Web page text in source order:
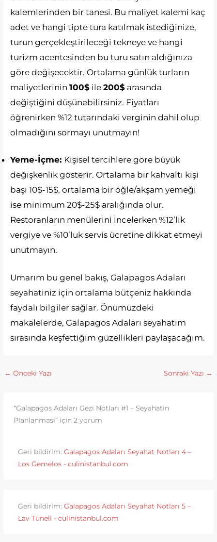
kalemlerinden bir tanesi. Bu maliyet kalemi kaç
adet ve hangi tipte tura katılmak istediğinize,
turun gerçekleştirileceği tekneye ve hangi
turizm acentesinden bu turu satın aldığınıza
göre değişecektir. Ortalama günlük turların
maliyetlerinin100$ ile200$ arasında
değiştiğini düşünebilirsiniz. Fiyatları
öğrenirken %12 tutarındaki verginin dahil olup
olmadığını sormayı unutmayın!
Yeme-İçme: Kişisel tercihlere göre büyük
değişkenlik gösterir. Ortalama bir kahvaltı kişi
başı 10$-15$, ortalama bir öğle/akşam yemeği
ise minimum 20$-25$ aralığında olur.
Restoranların menülerini incelerken %12’lik
vergiye ve %10’luk servis ücretine dikkat etmeyi
unutmayın.
Umarım bu genel bakış, Galapagos Adaları
seyahatiniz için ortalama bütçeniz hakkında
faydalı bilgiler sağlar. Önümüzdeki
makalelerde, Galapagos Adaları seyahatim
sırasında keşfettiğim güzellikleri paylaşacağım.
← Önceki Yazı Sonraki Yazı →
“Galapagos Adaları Gezi Notları #1 – Seyahatin
Planlanmasi” için 2 yorum
Geri bildirim: Galapagos Adaları Seyahat Notları 4 –
Los Gemelos - culinistanbul.com
Geri bildirim: Galapagos Adaları Seyahat Notları 5 –
Lav Tüneli - culinistanbul.com